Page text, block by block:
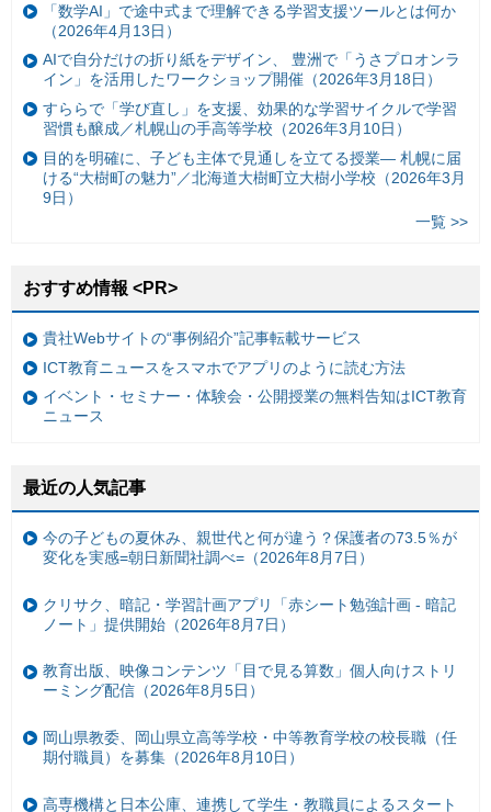
「数学AI」で途中式まで理解できる学習支援ツールとは何か
（2026年4月13日）
AIで自分だけの折り紙をデザイン、 豊洲で「うさプロオンラ
イン」を活用したワークショップ開催（2026年3月18日）
すららで「学び直し」を支援、効果的な学習サイクルで学習
習慣も醸成／札幌山の手高等学校（2026年3月10日）
目的を明確に、子ども主体で見通しを立てる授業— 札幌に届
ける“大樹町の魅力”／北海道大樹町立大樹小学校（2026年3月
9日）
一覧 >>
おすすめ情報 <PR>
貴社Webサイトの“事例紹介”記事転載サービス
ICT教育ニュースをスマホでアプリのように読む方法
イベント・セミナー・体験会・公開授業の無料告知はICT教育
ニュース
最近の人気記事
今の子どもの夏休み、親世代と何が違う？保護者の73.5％が
変化を実感=朝日新聞社調べ=（2026年8月7日）
クリサク、暗記・学習計画アプリ「赤シート勉強計画 - 暗記
ノート」提供開始（2026年8月7日）
教育出版、映像コンテンツ「目で見る算数」個人向けストリ
ーミング配信（2026年8月5日）
岡山県教委、岡山県立高等学校・中等教育学校の校長職（任
期付職員）を募集（2026年8月10日）
高専機構と日本公庫、連携して学生・教職員によるスタート